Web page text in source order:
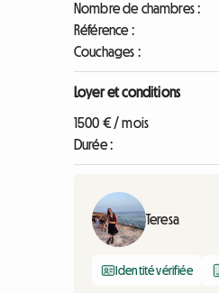
Nombre de chambres :
Référence :
Couchages :
Loyer et conditions
1500 € / mois
Durée :
Teresa
Identité vérifiée